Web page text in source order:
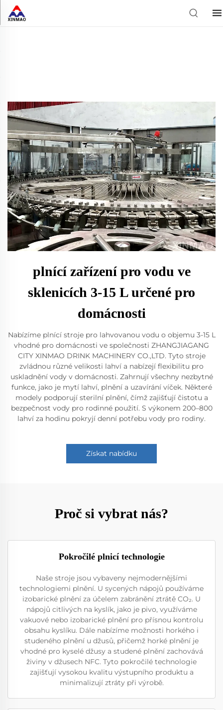
plnící zařízení pro vodu ve
sklenicích 3-15 L určené pro
domácnosti
Nabízíme plnící stroje pro lahvovanou vodu o objemu 3-15 L
vhodné pro domácnosti ve společnosti ZHANGJIAGANG
CITY XINMAO DRINK MACHINERY CO.,LTD. Tyto stroje
zvládnou různé velikosti lahví a nabízejí flexibilitu pro
uskladnění vody v domácnosti. Zahrnují všechny nezbytné
funkce, jako je mytí lahví, plnění a uzavírání víček. Některé
modely podporují sterilní plnění, čímž zajišťují čistotu a
bezpečnost vody pro rodinné použití. S výkonem 200–800
lahví za hodinu pokryjí denní potřebu vody pro rodiny.
Získat nabídku
Proč si vybrat nás?
Pokročilé plnicí technologie
Naše stroje jsou vybaveny nejmodernějšími
technologiemi plnění. U sycených nápojů používáme
izobarické plnění za účelem zabránění ztrátě CO₂. U
nápojů citlivých na kyslík, jako je pivo, využíváme
vakuové nebo izobarické plnění pro přísnou kontrolu
obsahu kyslíku. Dále nabízíme možnosti horkého i
studeného plnění u džusů, přičemž horké plnění je
vhodné pro kyselé džusy a studené plnění zachovává
živiny v džusech NFC. Tyto pokročilé technologie
zajišťují vysokou kvalitu výstupního produktu a
minimalizují ztráty při výrobě.